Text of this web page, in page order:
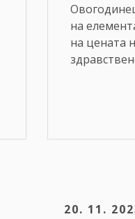
на
на цената
20. 11.